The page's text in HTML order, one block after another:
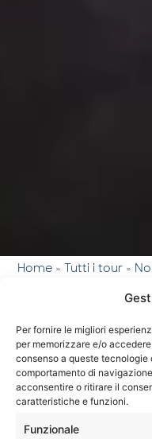
Per fornire le migliori
per memorizzare e/o
consenso a queste tecnologie
comportamento di
acconsentire o ritirare il
caratteristiche e funzioni.
Funzionale
Home »Tutti i tour »
West
viaggio
cuore
dell’Ovest
americano